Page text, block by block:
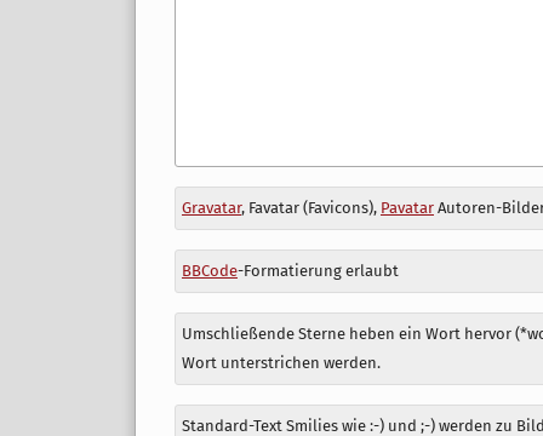
Antwort
zu
Gravatar, Favatar (Favicons), PavatarAutoren-
BBCode-Formatierung erlaubt
Umschließende Sterne heben ein Wort hervor
Wort unterstrichen werden.
Standard-Text Smilies wie :-) und ;-) werden zu